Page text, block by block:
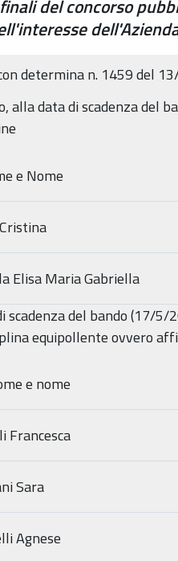
del concorso
determina n. 1459 del
alla data di scadenza del
e Nome
Elisa Maria Gabriella
scadenza del bando (17/
equipollente ovvero
e nome
Francesca
Sara
Agnese